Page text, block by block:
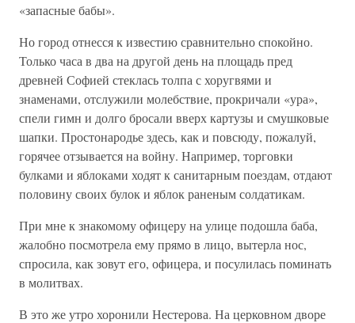
«запасные бабы».
Но город отнесся к известию сравнительно спокойно.
Только часа в два на другой день на площадь пред
древней Софией стеклась толпа с хоругвями и
знаменами, отслужили молебствие, прокричали «ура»,
спели гимн и долго бросали вверх картузы и смушковые
шапки. Простонародье здесь, как и повсюду, пожалуй,
горячее отзывается на войну. Например, торговки
булками и яблоками ходят к санитарным поездам, отдают
половину своих булок и яблок раненым солдатикам.
При мне к знакомому офицеру на улице подошла баба,
жалобно посмотрела ему прямо в лицо, вытерла нос,
спросила, как зовут его, офицера, и посулилась поминать
в молитвах.
В это же утро хоронили Нестерова. На церковном дворе